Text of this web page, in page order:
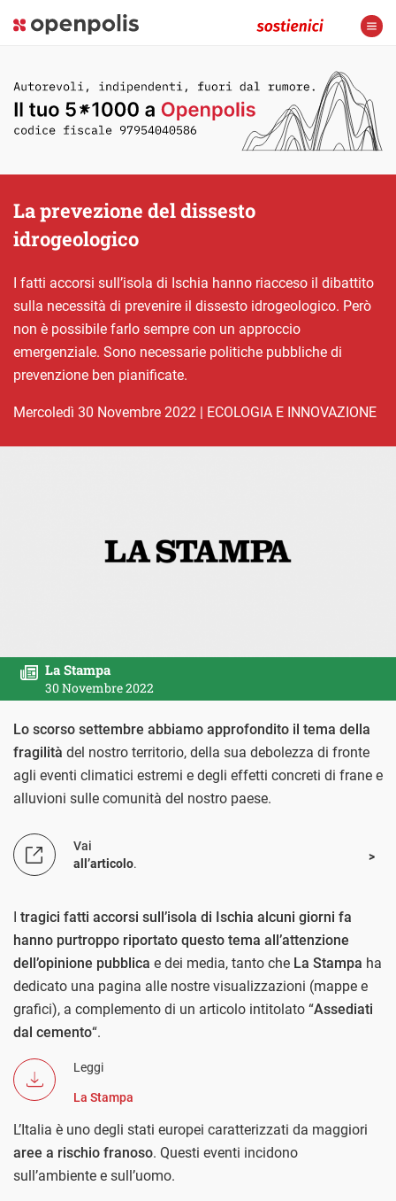
La prevezione del dissesto
idrogeologico
I fatti accorsi sull’isola di Ischia hanno riacceso il dibattito
sulla necessità di prevenire il dissesto idrogeologico. Però
non è possibile farlo sempre con un approccio
emergenziale. Sono necessarie politiche pubbliche di
prevenzione ben pianificate.
mercoledì 30 Novembre 2022 | ECOLOGIA E INNOVAZIONE
La Stampa
30 Novembre 2022
Lo scorso settembre abbiamo approfondito il tema della
fragilità del nostro territorio, della sua debolezza di fronte
agli eventi climatici estremi e degli effetti concreti di frane e
alluvioni sulle comunità del nostro paese.
Vai
all’articolo.
I tragici fatti accorsi sull’isola di Ischia alcuni giorni fa
hanno purtroppo riportato questo tema all’attenzione
dell’opinione pubblica e dei media, tanto che La Stampa ha
dedicato una pagina alle nostre visualizzazioni (mappe e
grafici), a complemento di un articolo intitolato “Assediati
dal cemento“.
Leggi
La Stampa
L’Italia è uno degli stati europei caratterizzati da maggiori
aree a rischio franoso. Questi eventi incidono
sull’ambiente e sull’uomo.